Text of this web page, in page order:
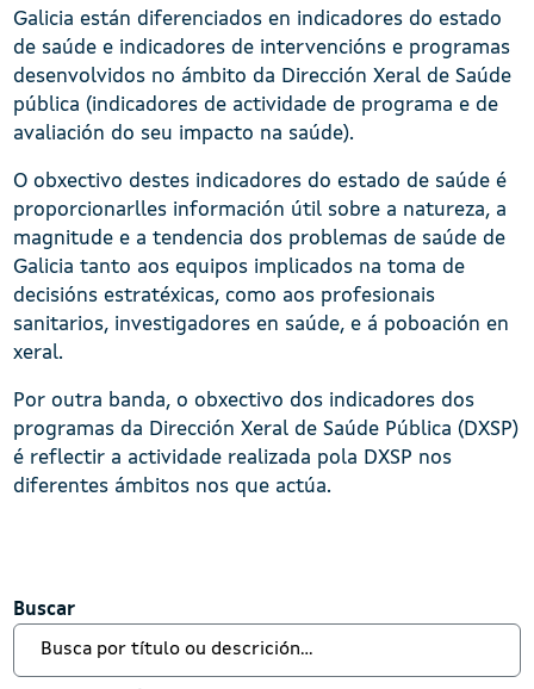
Galicia están diferenciados en indicadores do estado
de saúde e indicadores de intervencións e programas
desenvolvidos no ámbito da Dirección Xeral de Saúde
pública (indicadores de actividade de programa e de
avaliación do seu impacto na saúde).
O obxectivo destes indicadores do estado de saúde é
proporcionarlles información útil sobre a natureza, a
magnitude e a tendencia dos problemas de saúde de
Galicia tanto aos equipos implicados na toma de
decisións estratéxicas, como aos profesionais
sanitarios, investigadores en saúde, e á poboación en
xeral.
Por outra banda, o obxectivo dos indicadores dos
programas da Dirección Xeral de Saúde Pública (DXSP)
é reflectir a actividade realizada pola DXSP nos
diferentes ámbitos nos que actúa.
Buscar
Buscar